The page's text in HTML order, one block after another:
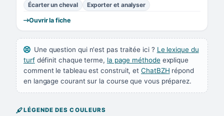
Écarter un cheval
Exporter et analyser
Ouvrir la fiche
Une question qui n'est pas traitée ici ? Le lexique du
turfdéfinit chaque terme, la page méthodeexplique
comment le tableau est construit, etChatBZH répond
en langage courant sur la course que vous préparez.
LÉGENDE DES COULEURS